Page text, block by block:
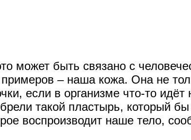
может быть связано с
– наша кожа. Она не
если в организме что-то идёт
такой пластырь, который бы
воспроизводит наше тело,